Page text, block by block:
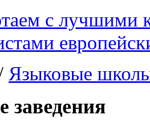
с лучшими
Языковые
заведения